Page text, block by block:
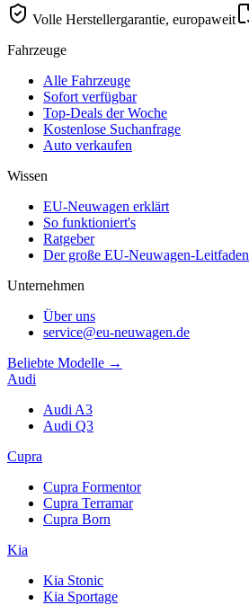
Volle Herstellergarantie, europaweit
Fahrzeuge
Alle Fahrzeuge
Sofort verfügbar
Top-Deals der Woche
Kostenlose Suchanfrage
Auto verkaufen
Wissen
EU-Neuwagen erklärt
So funktioniert's
Ratgeber
Der große EU-Neuwagen-Leitfaden
Unternehmen
Über uns
service@eu-neuwagen.de
Beliebte Modelle →
Audi
Audi A3
Audi Q3
Cupra
Cupra Formentor
Cupra Terramar
Cupra Born
Kia
Kia Stonic
Kia Sportage